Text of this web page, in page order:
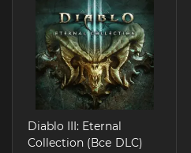
Diablo III: Eternal
Collection (Все DLC)